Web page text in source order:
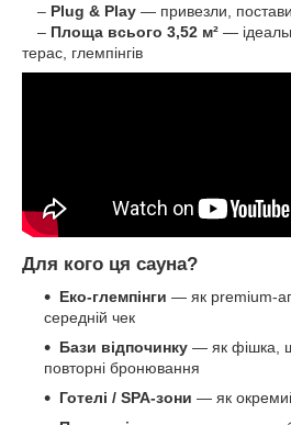
– Plug & Play — привезли,
– Площа всього 3,52 м² —
терас, глемпінгів
Для кого ця сауна?
Еко-глемпінги — як premium-
середній чек
Бази відпочинку — як фішка,
повторні бронювання
Готелі / SPA-зони — як